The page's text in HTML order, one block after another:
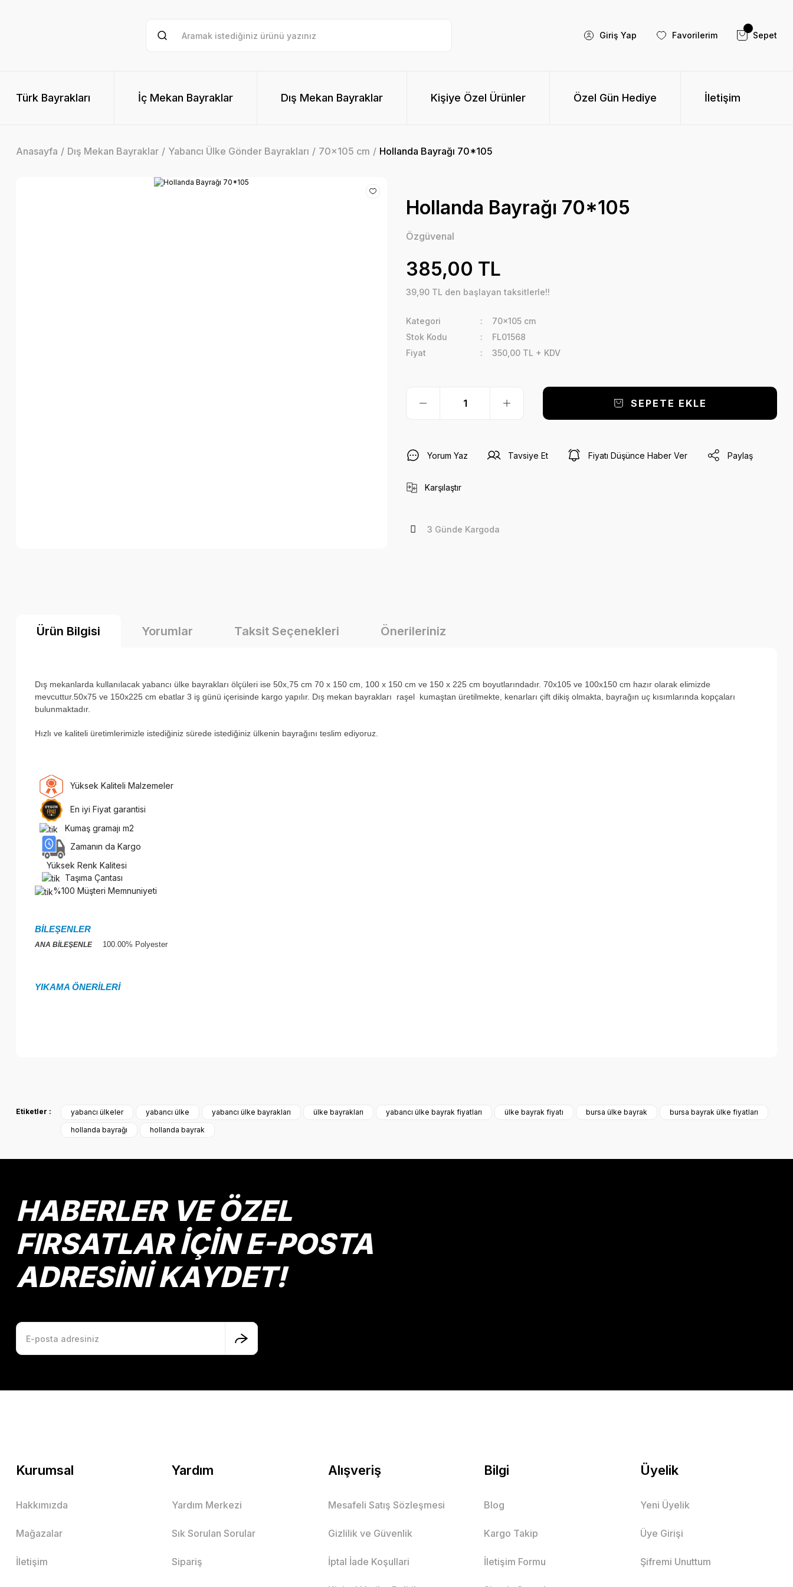
Giriş Yap Favorilerim Sepet
Türk Bayrakları İç Mekan Bayraklar Dış Mekan Bayraklar Kişiye Özel Ürünler Özel Gün Hediye İletişim
Anasayfa Dış Mekan Bayraklar Yabancı Ülke Gönder Bayrakları 70x105 cm Hollanda Bayrağı 70*105
Hollanda Bayrağı 70*105
Özgüvenal
385,00 TL
39,90 TL den başlayan taksitlerle!!
Kategori
70x105 cm
Stok Kodu
FL01568
Fiyat
350,00 TL + KDV
SEPETE EKLE
Yorum Yaz Tavsiye Et Fiyatı Düşünce Haber Ver Paylaş
Karşılaştır
3 Günde Kargoda
Ürün Bilgisi Yorumlar Taksit Seçenekleri Önerileriniz
Dış mekanlarda kullanılacak yabancı ülke bayrakları ölçüleri ise 50x,75 cm 70 x 150 cm, 100 x 150 cm ve 150 x 225 cm boyutlarındadır. 70x105 ve 100x150 cm hazır olarak elimizde
mevcuttur.50x75 ve 150x225 cm ebatlar 3 iş günü içerisinde kargo yapılır. Dış mekan bayrakları raşel kumaştan üretilmekte, kenarları çift dikiş olmakta, bayrağın uç kısımlarında kopçaları
bulunmaktadır.
Hızlı ve kaliteli üretimlerimizle istediğiniz sürede istediğiniz ülkenin bayrağını teslim ediyoruz.
Yüksek Kaliteli Malzemeler
En iyi Fiyat garantisi
Kumaş gramajı m2
Zamanın da Kargo
Yüksek Renk Kalitesi
Taşıma Çantası
%100 Müşteri Memnuniyeti
BİLEŞENLER
ANA BİLEŞENLE 100.00% Polyester
YIKAMA ÖNERİLERİ
Etiketler : yabancı ülkeler yabancı ülke yabancı ülke bayrakları ülke bayrakları yabancı ülke bayrak fiyatları ülke bayrak fiyatı bursa ülke bayrak
bursa bayrak ülke fiyatları
hollanda bayrağı
hollanda bayrak
HABERLER VE ÖZEL
FIRSATLAR İÇİN E-POSTA
ADRESİNİ KAYDET!
Kurumsal
Hakkımızda
Mağazalar
İletişim
Yardım
Yardım Merkezi
Sık Sorulan Sorular
Sipariş
Alışveriş
Mesafeli Satış Sözleşmesi
Gizlilik ve Güvenlik
İptal İade Koşullari
Bilgi
Blog
Kargo Takip
İletişim Formu
Üyelik
Yeni Üyelik
Üye Girişi
Şifremi Unuttum